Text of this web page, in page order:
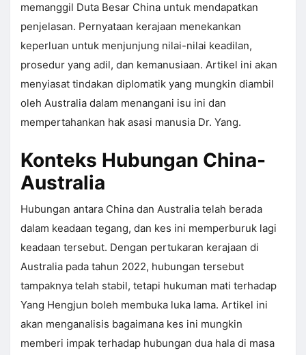
memanggil Duta Besar China untuk mendapatkan
penjelasan. Pernyataan kerajaan menekankan
keperluan untuk menjunjung nilai-nilai keadilan,
prosedur yang adil, dan kemanusiaan. Artikel ini akan
menyiasat tindakan diplomatik yang mungkin diambil
oleh Australia dalam menangani isu ini dan
mempertahankan hak asasi manusia Dr. Yang.
Konteks Hubungan China-
Australia
Hubungan antara China dan Australia telah berada
dalam keadaan tegang, dan kes ini memperburuk lagi
keadaan tersebut. Dengan pertukaran kerajaan di
Australia pada tahun 2022, hubungan tersebut
tampaknya telah stabil, tetapi hukuman mati terhadap
Yang Hengjun boleh membuka luka lama. Artikel ini
akan menganalisis bagaimana kes ini mungkin
memberi impak terhadap hubungan dua hala di masa